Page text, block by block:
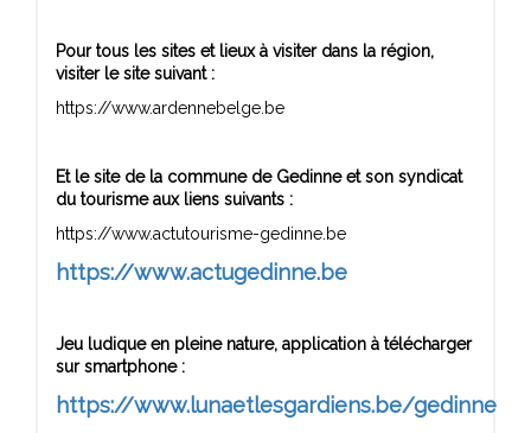
Pour tous les sites et lieux à visiter dans la région,
visiter le site suivant :
https://www.ardennebelge.be
Et le site de la commune de Gedinne et son syndicat
du tourisme aux liens suivants :
https://www.actutourisme-gedinne.be
https://www.actugedinne.be
Jeu ludique en pleine nature, application à télécharger
sur smartphone :
https://www.lunaetlesgardiens.be/gedinne